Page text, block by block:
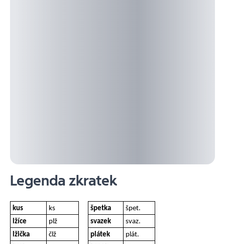
Legenda zkratek
kus ks špetka
špet.
lžíce
plž svazek
svaz.
lžička
člž plátek
plát.